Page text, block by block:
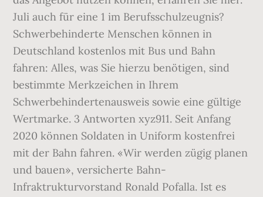
Juli auch für eine 1 im Berufsschulzeugnis?
Schwerbehinderte Menschen können in
Deutschland kostenlos mit Bus und Bahn
fahren: Alles, was Sie hierzu benötigen, sind
bestimmte Merkzeichen in Ihrem
Schwerbehindertenausweis sowie eine gültige
Wertmarke. 3 Antworten xyz911. Seit Anfang
2020 können Soldaten in Uniform kostenfrei
mit der Bahn fahren. «Wir werden zügig planen
und bauen», versicherte Bahn-
Infraktrukturvorstand Ronald Pofalla. Ist es